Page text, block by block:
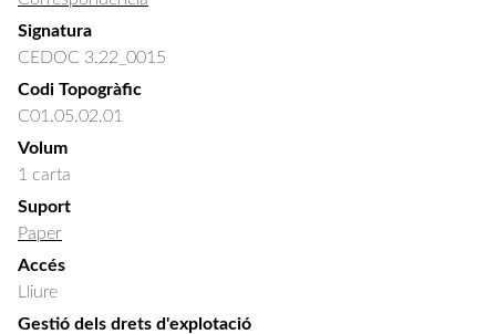
Signatura
CEDOC 3.22_0015
Codi Topogràfic
C01.05.02.01
Volum
1 carta
Suport
Paper
Accés
Lliure
Gestió dels drets d'explotació